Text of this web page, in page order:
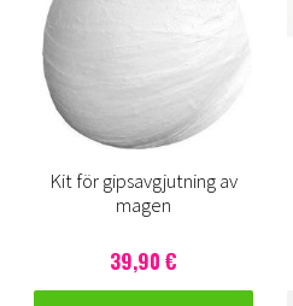
Kit för gipsavgjutning av
magen
39,90 €